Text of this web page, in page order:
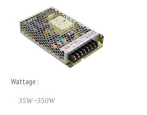
Wattage :
35W~350W